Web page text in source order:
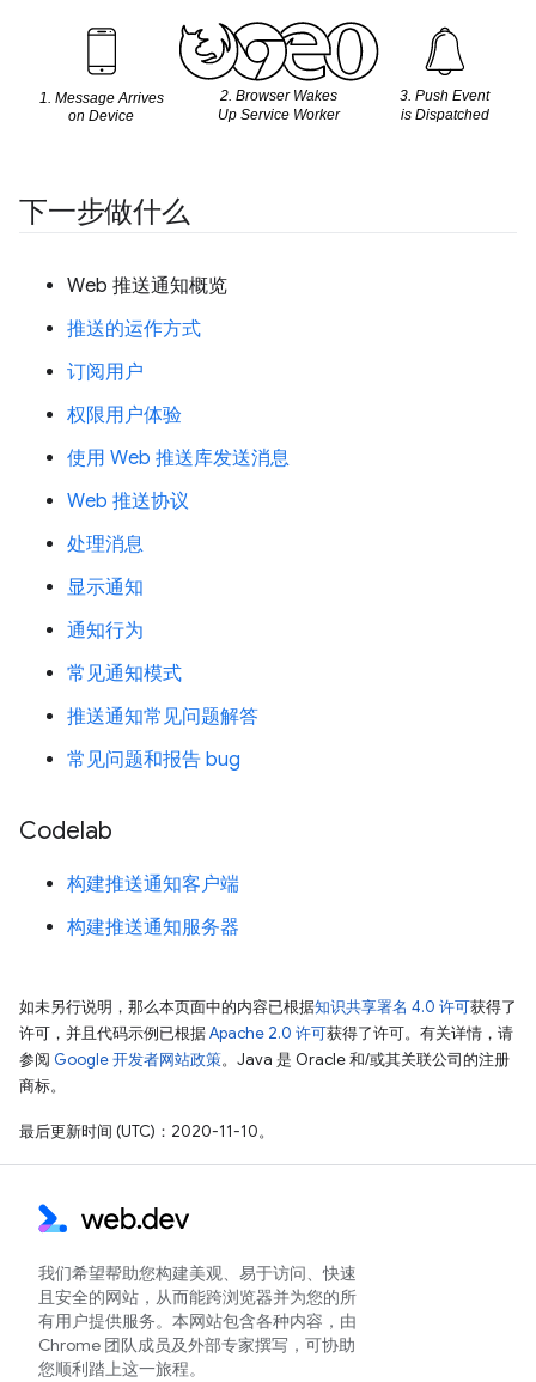
下一步做什么
Web 推送通知概览
推送的运作方式
订阅用户
权限用户体验
使用 Web 推送库发送消息
Web 推送协议
处理消息
显示通知
通知行为
常见通知模式
推送通知常见问题解答
常见问题和报告 bug
Codelab
构建推送通知客户端
构建推送通知服务器
如未另行说明，那么本页面中的内容已根据知识共享署名 4.0 许可获得了
许可，并且代码示例已根据Apache 2.0 许可获得了许可。有关详情，请
参阅 Google 开发者网站政策。Java 是 Oracle 和/或其关联公司的注册
商标。
最后更新时间 (UTC)：2020-11-10。
我们希望帮助您构建美观、易于访问、快速
且安全的网站，从而能跨浏览器并为您的所
有用户提供服务。本网站包含各种内容，由
Chrome 团队成员及外部专家撰写，可协助
您顺利踏上这一旅程。